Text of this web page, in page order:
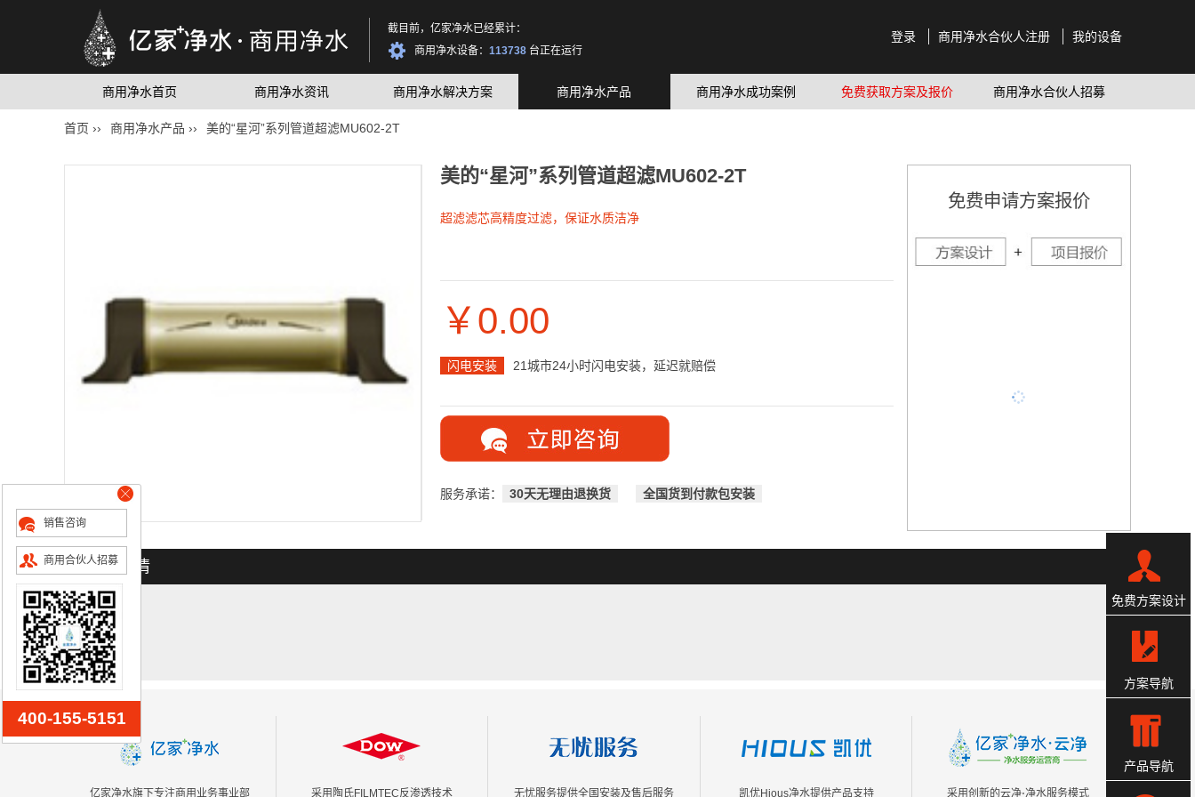
截目前，亿家净水已经累计：
无忧服务工程师：10365
商用净水设备： 113738 台正在运行
登录 商用净水合伙人注册 我的设备
商用净水首页 商用净水资讯 商用净水解决方案 商用净水产品 商用净水成功案例 免费获取方案及报价 商用净水合伙人招募
首页 ›› 商用净水产品 ›› 美的“星河”系列管道超滤MU602-2T
美的“星河”系列管道超滤MU602-2T
超滤滤芯高精度过滤，保证水质洁净
￥0.00
闪电安装 21城市24小时闪电安装，延迟就赔偿
服务承诺： 30天无理由退换货 全国货到付款包安装
免费申请方案报价
产品详情
亿家净水旗下专注商用业务事业部 采用陶氏FILMTEC反渗透技术 无忧服务提供全国安装及售后服务 凯优Hious净水提供产品支持 采用创新的云净⋅净水服务模式
免费方案设计
方案导航
产品导航
销售咨询
商用合伙人招募
400-155-5151